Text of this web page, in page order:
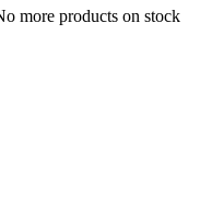
more products on stock